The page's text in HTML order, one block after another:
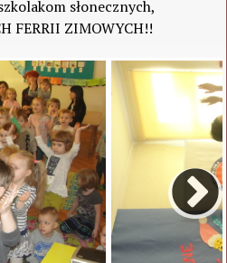
słonecznych,
FERRII ZIMOWYCH!!